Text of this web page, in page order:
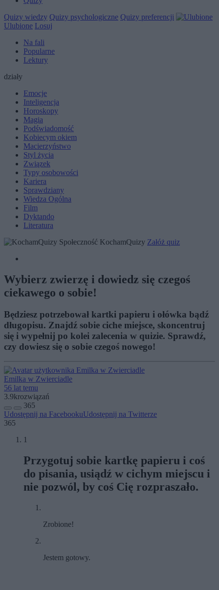
Quizy wiedzy Quizy psychologiczne Quizy preferencji
Ulubione Losuj
Na fali
Popularne
Lektury
działy
Emocje
Inteligencja
Horoskopy
Magia
Podświadomość
Kobiecym okiem
Macierzyństwo
Styl życia
Związek
Typy osobowości
Kariera
Sprawdziany
Wiedza Ogólna
Film
Dyktando
Literatura
Społeczność KochamQuizy Załóż quiz
Wybierz zwierzę i dowiedz się czegoś
ciekawego o sobie!
Będziesz potrzebował kartki papieru i ołówka bądź
długopisu. Znajdź sobie ciche miejsce, skoncentruj
się i wypełnij po kolei zalecenia w quizie. Sprawdź,
czy dowiesz się o sobie czegoś nowego!
Emilka w Zwierciadle
56 lat temu
3.9krozwiązań
365
Udostępnij na FacebookuUdostępnij na Twitterze
365
1
Przygotuj sobie kartkę papieru i coś
do pisania, usiądź w cichym miejscu i
nie pozwól, by coś Cię rozpraszało.
Zrobione!
Jestem gotowy.